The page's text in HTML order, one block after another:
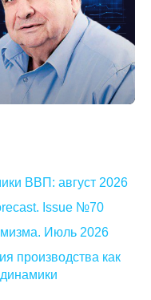
ВВП: август 2026
Issue №70
Июль 2026
производства как